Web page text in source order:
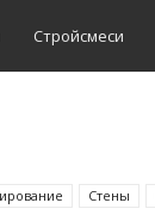
Стройсмеси
Стены